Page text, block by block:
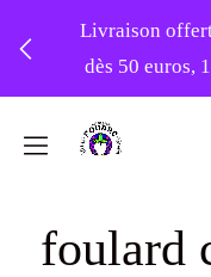
Livraison
dès 50 euros,
Turbans
foulard